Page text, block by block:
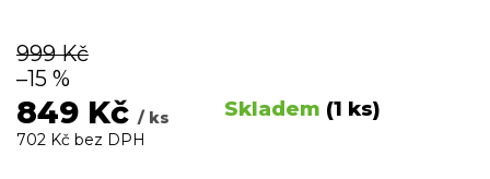
999 Kč
–15 %
849 Kč / ks Skladem (1 ks)
702 Kč bez DPH